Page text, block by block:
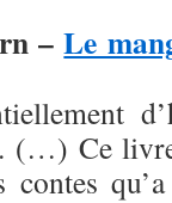
–Le
(…) Ce